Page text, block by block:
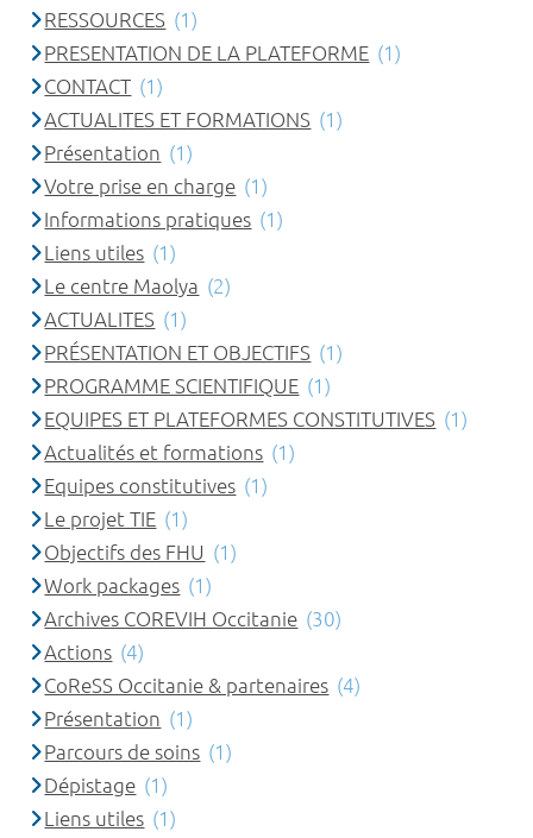
RESSOURCES (1)
PRESENTATION DE LA PLATEFORME (1)
CONTACT (1)
ACTUALITES ET FORMATIONS (1)
Présentation (1)
Votre prise en charge (1)
Informations pratiques (1)
Liens utiles (1)
Le centre Maolya (2)
ACTUALITES (1)
PRÉSENTATION ET OBJECTIFS (1)
PROGRAMME SCIENTIFIQUE (1)
EQUIPES ET PLATEFORMES CONSTITUTIVES (1)
Actualités et formations (1)
Equipes constitutives (1)
Le projet TIE (1)
Objectifs des FHU (1)
Work packages (1)
Archives COREVIH Occitanie (30)
Actions (4)
CoReSS Occitanie & partenaires (4)
Présentation (1)
Parcours de soins (1)
Dépistage (1)
Liens utiles (1)